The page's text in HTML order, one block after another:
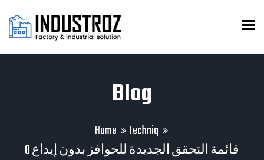
Blog
Home
Techniq
قائمة التحقق الجديدة للحوافز بدون إيداع 8